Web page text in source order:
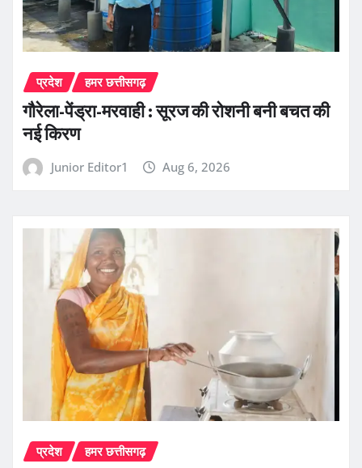
प्रदेश हमर छत्तीसगढ़
गौरेला-पेंड्रा-मरवाही : सूरज की रोशनी बनी बचत की
नई किरण
Junior Editor1 Aug 6, 2026
प्रदेश हमर छत्तीसगढ़